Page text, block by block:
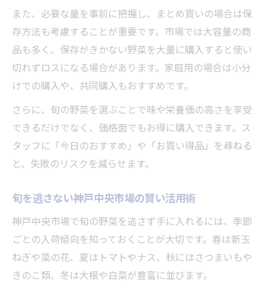
む
一般開放で味わう神戸中央市場の野菜体験
神戸中央市場一般開放日限定の野菜の魅力
神戸中央市場のイベントで新鮮野菜を体験
しよう
一般開放時に神戸野菜を堪能するおすすめ
方法
また、必要な量を事前に把握し、まとめ買いの場合は保
存方法も考慮することが重要です。市場では大容量の商
品も多く、保存がきかない野菜を大量に購入すると使い
切れずロスになる場合があります。家庭用の場合は小分
けでの購入や、共同購入もおすすめです。
さらに、旬の野菜を選ぶことで味や栄養価の高さを享受
できるだけでなく、価格面でもお得に購入できます。ス
タッフに「今日のおすすめ」や「お買い得品」を尋ねる
と、失敗のリスクを減らせます。
旬を逃さない神戸中央市場の賢い活用術
神戸中央市場で旬の野菜を逃さず手に入れるには、季節
ごとの入荷傾向を知っておくことが大切です。春は新玉
ねぎや菜の花、夏はトマトやナス、秋にはさつまいもや
きのこ類、冬は大根や白菜が豊富に並びます。